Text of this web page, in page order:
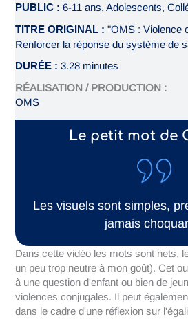
PUBLIC : 6-11 ans, Adolescents,
TITRE ORIGINAL : "OMS : Violence
Renforcer la réponse du système de
DURÉE : 3.28 minutes
RÉALISATION / PRODUCTION :
OMS
Le petit mot de
Les visuels sont simples,
jamais
Dans cette vidéo les mots sont nets,
un peu trop neutre à mon goût). Cet
à une question d'enfant ou bien de
violences conjugales. Il peut
dans le cadre d'une réflexion sur